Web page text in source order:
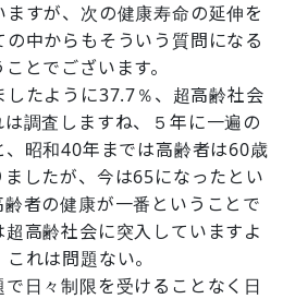
すが、次の健康寿命の延伸を
中からもそういう質問になる
とでございます。
たように37.7％、超高齢社会
調査しますね、５年に一遍の
昭和40年までは高齢者は60歳
したが、今は65になったとい
者の健康が一番ということで
高齢社会に突入していますよ
れは問題ない。
日々制限を受けることなく日